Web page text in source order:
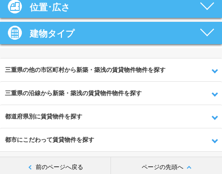
位置･広さ
建物タイプ
三重県の他の市区町村から新築・築浅の賃貸物件物件を探す
三重県の沿線から新築・築浅の賃貸物件物件を探す
都道府県別に賃貸物件を探す
都市にこだわって賃貸物件を探す
前のページへ戻る ページの先頭へ